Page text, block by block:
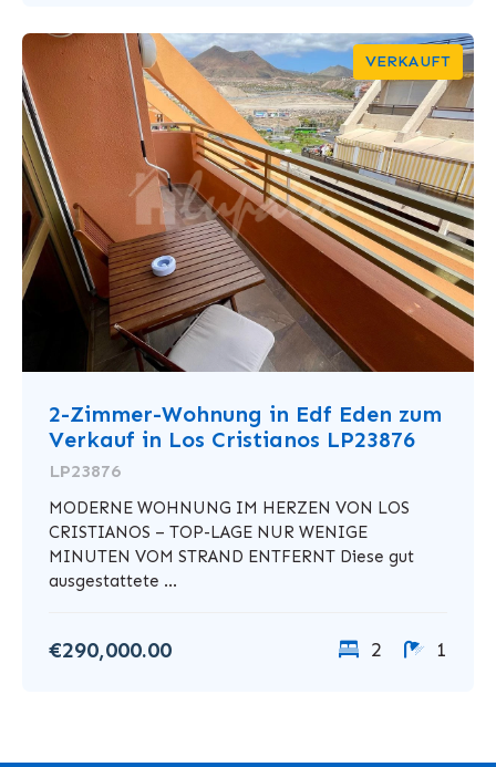
VERKAUFT
2-Zimmer-Wohnung in Edf Eden zum
Verkauf in Los Cristianos LP23876
LP23876
MODERNE WOHNUNG IM HERZEN VON LOS
CRISTIANOS – TOP-LAGE NUR WENIGE
MINUTEN VOM STRAND ENTFERNT Diese gut
ausgestattete ...
€290,000.00 2 1